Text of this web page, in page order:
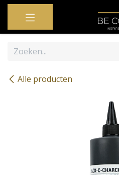
OVERSLAAN NAAR INHOUD
Alle producten